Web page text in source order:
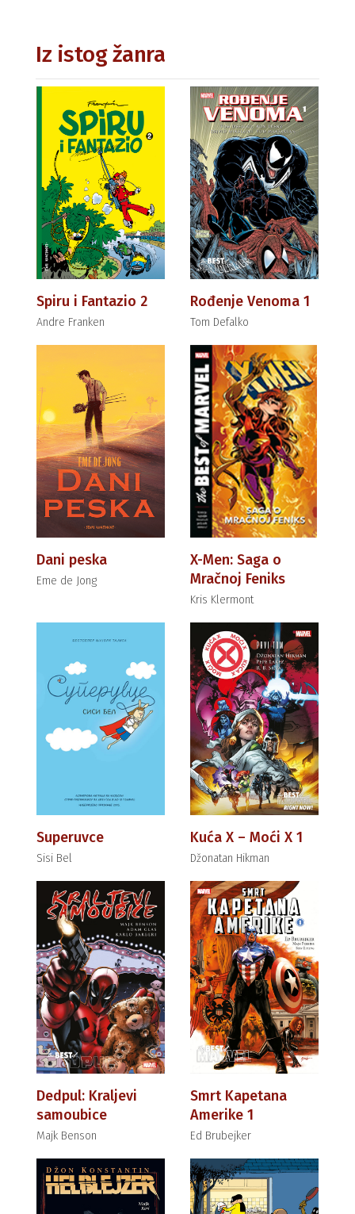
Iz istog žanra
Spiru i Fantazio 2
Andre Franken
Rođenje Venoma 1
Tom Defalko
Dani peska
Eme de Jong
X-Men: Saga o
Mračnoj Feniks
Kris Klermont
Superuvce
Sisi Bel
Kuća X – Moći X 1
Džonatan Hikman
Dedpul: Kraljevi
samoubice
Majk Benson
Smrt Kapetana
Amerike 1
Ed Brubejker